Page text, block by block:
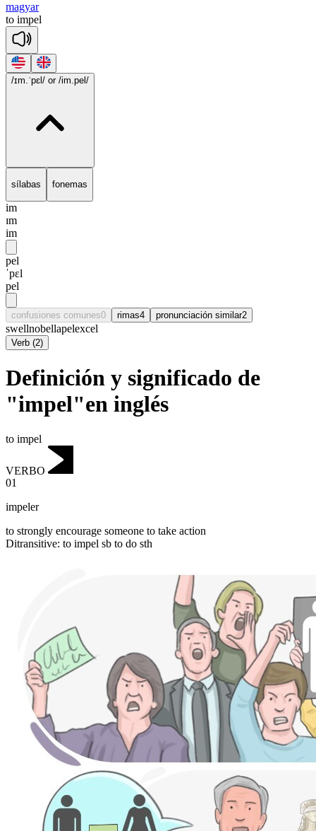
magyar
to impel
/ɪm.ˈpɛl/ or /im.pel/
sílabas fonemas
im
ɪm
im
pel
ˈpɛl
pel
confusiones comunes0 rimas4 pronunciación similar2
swellnobellapelexcel
Verb (2)
Definición y significado de
"impel"en inglés
to impel
VERBO
01
impeler
to strongly encourage someone to take action
Ditransitive: to impel sb to do sth